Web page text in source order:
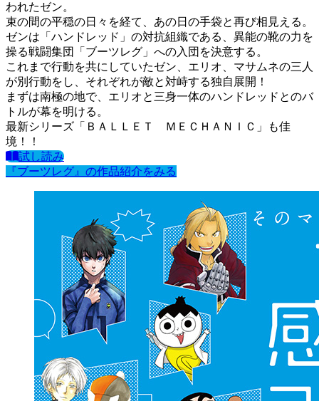
われたゼン。
束の間の平穏の日々を経て、あの日の手袋と再び相見える。
ゼンは「ハンドレッド」の対抗組織である、異能の靴の力を
操る戦闘集団「ブーツレグ」への入団を決意する。
これまで行動を共にしていたゼン、エリオ、マサムネの三人
が別行動をし、それぞれが敵と対峙する独自展開！
まずは南極の地で、エリオと三身一体のハンドレッドとのバ
トルが幕を明ける。
最新シリーズ「ＢＡＬＬＥＴ ＭＥＣＨＡＮＩＣ」も佳
境！！
試し読み
『ブーツレグ』の作品紹介をみる